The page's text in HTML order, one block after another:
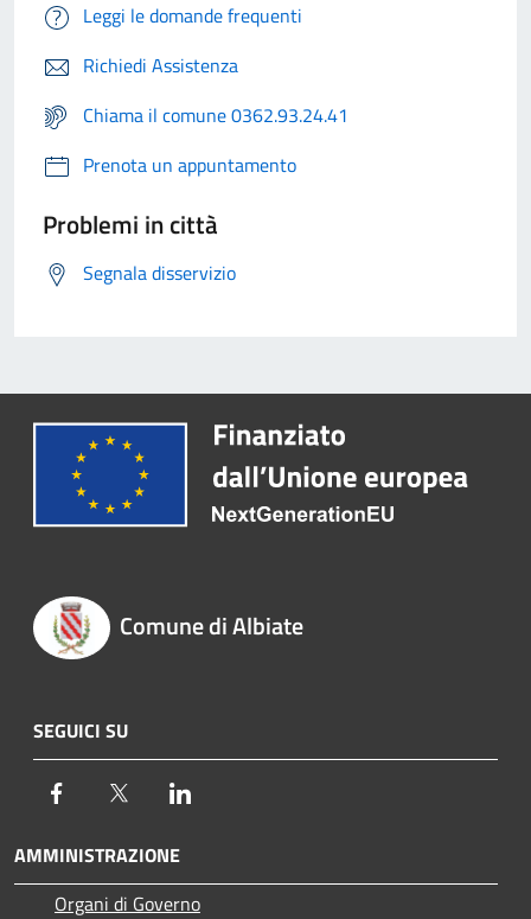
Leggi le domande frequenti
Richiedi Assistenza
Chiama il comune 0362.93.24.41
Prenota un appuntamento
Problemi in città
Segnala disservizio
Comune di Albiate
SEGUICI SU
Facebook Twitter
AMMINISTRAZIONE
Organi di Governo